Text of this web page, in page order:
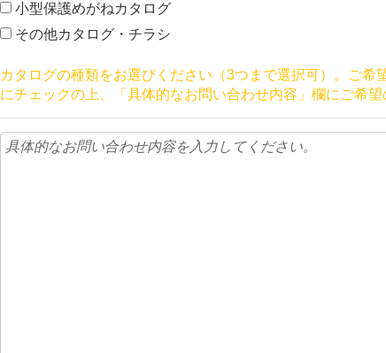
小型保護めがねカタログ
その他カタログ・チラシ
カタログの種類をお選びください（3つまで選択可）。ご
にチェックの上、「具体的なお問い合わせ内容」欄にご希